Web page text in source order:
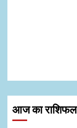
आज का राशिफल